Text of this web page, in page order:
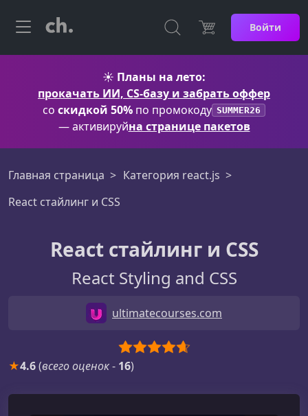
Войти
☀️ Планы на лето:
прокачать ИИ, CS-базу и забрать оффер
со скидкой 50% по промокоду SUMMER26
— активируйна странице пакетов
Главная страница
Категория react.js
React стайлинг и CSS
React стайлинг и CSS
React Styling and CSS
ultimatecourses.com
★4.6(всего оценок- 16)